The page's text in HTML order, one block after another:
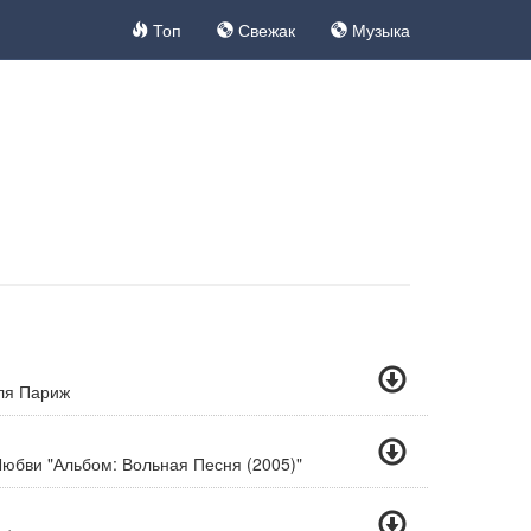
Топ Свежак Музыка
Париж
"Альбом: Вольная Песня (2005)"